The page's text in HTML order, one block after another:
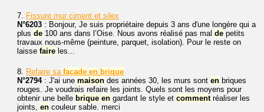
7. Fissure mur ciment et silex
N°6203 : Bonjour, Je suis propriétaire depuis 3 ans d'une longère qui a
plus de 100 ans dans l’Oise. Nous avons réalisé pas mal de petits
travaux nous-même (peinture, parquet, isolation). Pour le reste on
laisse faire les...
8. Refaire sa façade en brique
N°2794: J'ai une maison des années 30, les murs sont en briques
rouges. Je voudrais refaire les joints. Quels sont les moyens pour
obtenir une belle brique en gardant le style et commentréaliser les
joints, en couleur sable. merci